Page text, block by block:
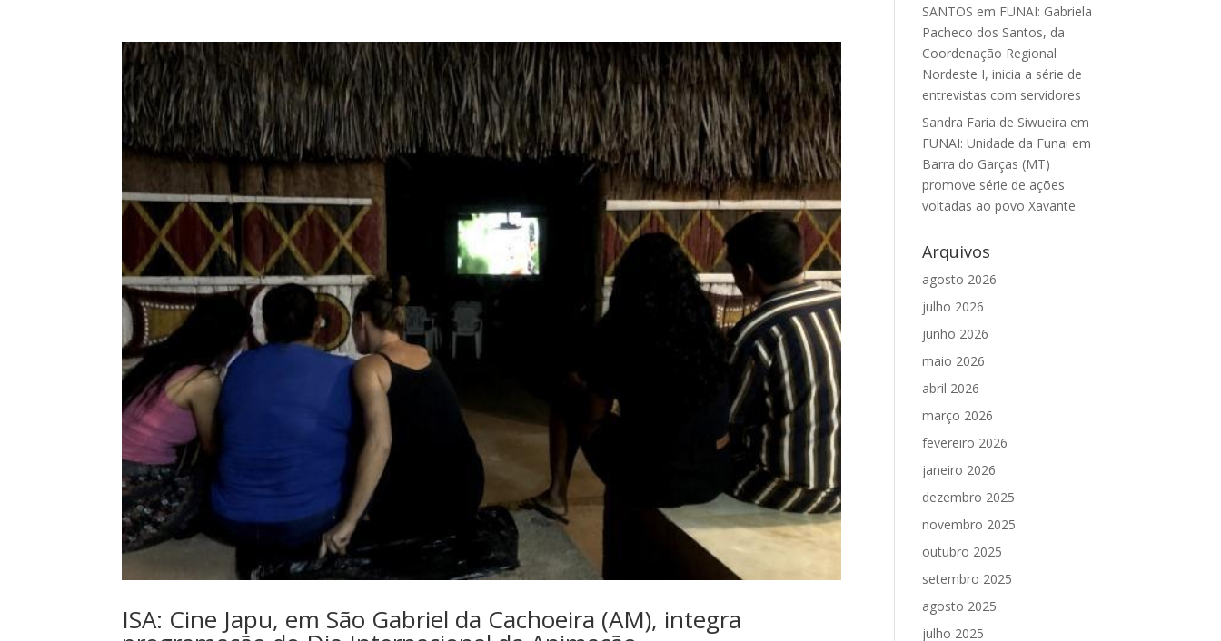
ISA: Cine Japu, em São Gabriel da Cachoeira (AM), integra
SANTOS em FUNAI: Gabriela
Pacheco dos Santos, da
Coordenação Regional
Nordeste I, inicia a série de
entrevistas com servidores
Sandra Faria de Siwueira em
FUNAI: Unidade da Funai em
Barra do Garças (MT)
promove série de ações
voltadas ao povo Xavante
Arquivos
agosto 2026
julho 2026
junho 2026
maio 2026
abril 2026
março 2026
fevereiro 2026
janeiro 2026
dezembro 2025
novembro 2025
outubro 2025
setembro 2025
agosto 2025
julho 2025